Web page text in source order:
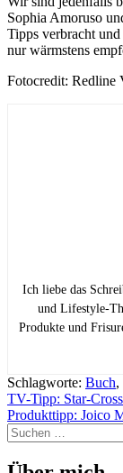
Sophia Amoruso
Tipps verbracht
nur wärmstens
Fotocredit: Redline
Ich liebe das
und Lifestyle-
Produkte und
Schlagworte: Buch,
TV-Tipp: Star-
Produkttipp: Joico
Suchen
nach: